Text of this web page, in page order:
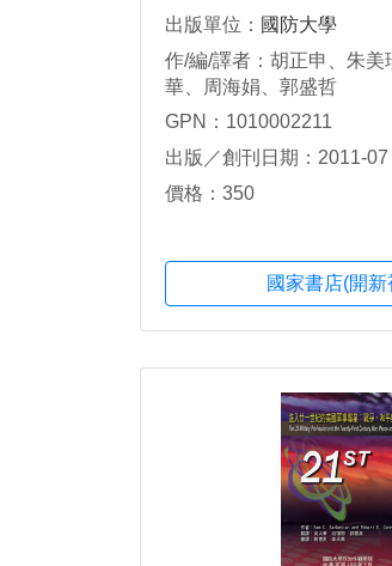
出版單位： 國防大學
作/編/譯者：胡正申、朱美
華、周海娟、郭盛哲
GPN：1010002211
出版／創刊日期：2011-07
價格：350
國家書店(開新